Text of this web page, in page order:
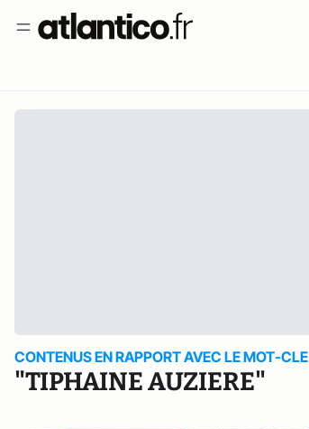
CONTENUS EN RAPPORT AVEC LE MOT-CLE
"TIPHAINE AUZIERE"